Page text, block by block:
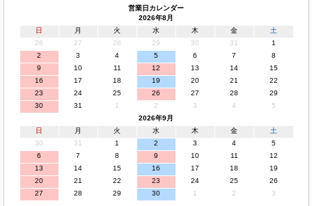
営業日カレンダー
2026年8月
日
月 火 水 木 金
土
26
27 28 29 30 31
1
2
3 4 5 6 7
8
9
10 11 12 13 14
15
16
17 18 19 20 21
22
23
24 25 26 27 28
29
30
31 1 2 3 4
5
2026年9月
日
月 火 水 木 金
土
30
31 1 2 3 4
5
6
7 8 9 10 11
12
13
14 15 16 17 18
19
20
21 22 23 24 25
26
27
28 29 30 1 2 3